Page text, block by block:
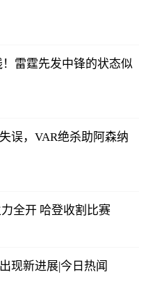
雷霆先发中锋的状态似
误，VAR绝杀助阿森纳
全开 哈登收割比赛
现新进展|今日热闻